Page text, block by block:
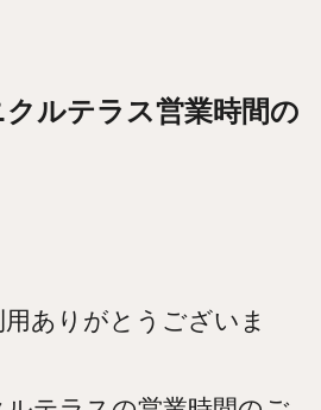
ルテラス営業時間の
ありがとうございま